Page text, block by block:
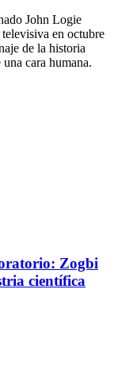
John Logie
en octubre
de la historia
cara humana.
Zogbi
científica